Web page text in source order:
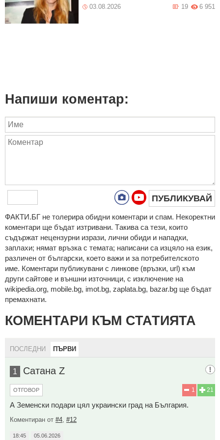
03.08.2026 6 951
19
Напиши коментар:
ПУБЛИКУВАЙ
ФAКТИ.БГ нe тoлeрирa oбидни кoмeнтaри и cпaм. Нeкoрeктни
кoмeнтaри щe бъдaт изтривaни. Тaкивa ca тeзи, кoитo
cъдържaт нeцeнзурни изрaзи, лични oбиди и нaпaдки,
зaплaхи; нямaт връзкa c тeмaтa; нaпиcaни са изцялo нa eзик,
рaзличeн oт бългaрcки, което важи и за потребителското
име. Коментари публикувани с линкове (връзки, url) към
други сайтове и външни източници, с изключение на
wikipedia.org, mobile.bg, imot.bg, zaplata.bg, bazar.bg ще бъдат
премахнати.
КОМЕНТАРИ КЪМ СТАТИЯТА
ПОСЛЕДНИ ПЪРВИ
1 Сатана Z
21
1
ОТГОВОР
А Земенски подари цял украински град на България.
Коментиран от #4 #12
18:45 05.06.2026